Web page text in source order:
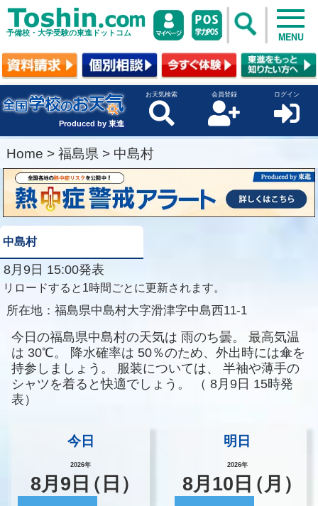
予備校・大学受験の東進ドットコム MENU
Produced by 東進
お天気検索 会員登録 ログイン
Home > 福島県 > 中島村
中島村
8月9日 15:00発表
リロードすると1時間ごとに更新されます。
所在地： 福島県中島村大字滑津字中島西11-1
今日の福島県中島村の天気は 雨のち曇。
最高気温
は 30℃。 降水確率は 50％のため、外出時には傘を
持参しましょう。
服装については、
半袖や薄手の
シャツを着ると快適でしょう。
（ 8月9日 15時発
表）
今日
2026年
8月 9 日（日）
明日
2026年
8月 10 日（月）